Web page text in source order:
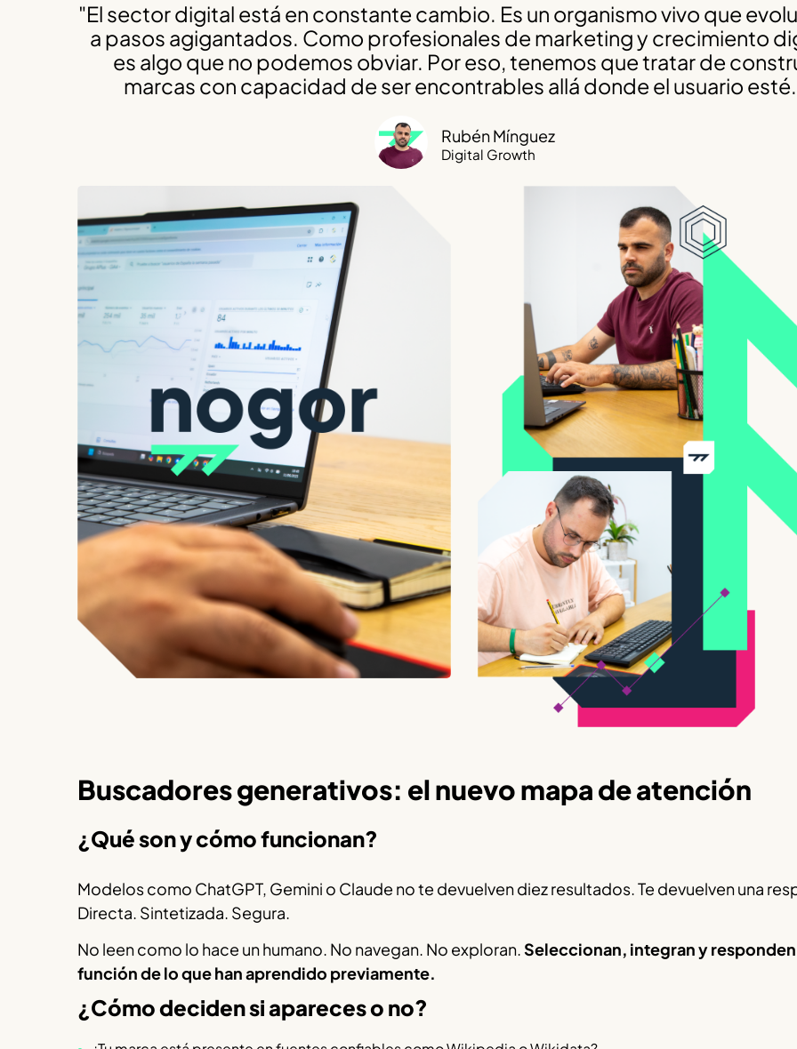
"El sector digital está en constante cambio. Es un organismo vivo que
a pasos agigantados. Como profesionales de marketing y crecimiento
es algo que no podemos obviar. Por eso, tenemos que tratar de
marcas con capacidad de ser encontrables allá donde el usuario
Rubén Mínguez
Digital Growth
Buscadores generativos: el nuevo mapa de atención
¿Qué son y cómo funcionan?
Modelos como ChatGPT, Gemini o Claude no te devuelven diez resultados. Te devuelven una
Directa. Sintetizada. Segura.
No leen como lo hace un humano. No navegan. No exploran.Seleccionan, integran y responden
función de lo que han aprendido previamente.
¿Cómo deciden si apareces o no?